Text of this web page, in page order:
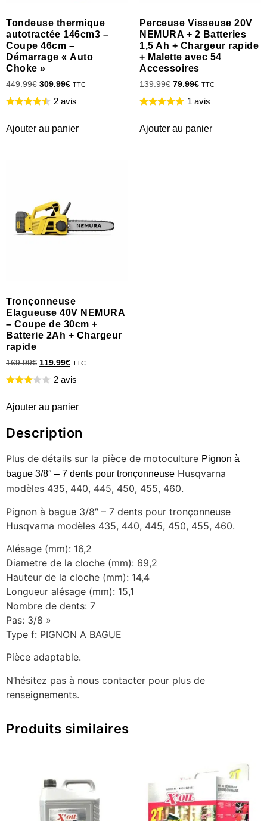
Tondeuse thermique
autotractée 146cm3 –
Coupe 46cm –
Démarrage « Auto
Choke »
449.99€ 309.99€ TTC
2 avis
Ajouter au panier
Perceuse Visseuse 20V
NEMURA + 2 Batteries
1,5 Ah + Chargeur rapide
+ Malette avec 54
Accessoires
139.99€ 79.99€ TTC
1 avis
Ajouter au panier
Tronçonneuse
Elagueuse 40V NEMURA
– Coupe de 30cm +
Batterie 2Ah + Chargeur
rapide
169.99€ 119.99€ TTC
2 avis
Ajouter au panier
Description
Plus de détails sur la pièce de motoculture Pignon à
bague 3/8″ – 7 dents pour tronçonneuse Husqvarna
modèles 435, 440, 445, 450, 455, 460.
Pignon à bague 3/8″ – 7 dents pour tronçonneuse
Husqvarna modèles 435, 440, 445, 450, 455, 460.
Alésage (mm): 16,2
Diametre de la cloche (mm): 69,2
Hauteur de la cloche (mm): 14,4
Longueur alésage (mm): 15,1
Nombre de dents: 7
Pas: 3/8 »
Type f: PIGNON A BAGUE
Pièce adaptable.
N’hésitez pas à nous contacter pour plus de
renseignements.
Produits similaires